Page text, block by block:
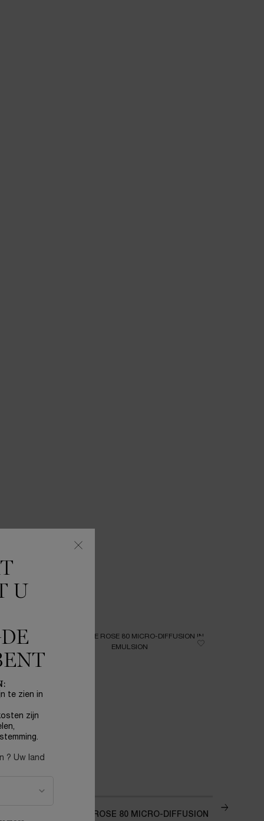
ABSOLUE ROSE 80 MICRO-DIFFUSION
U
te zien in
zijn
? Uw land